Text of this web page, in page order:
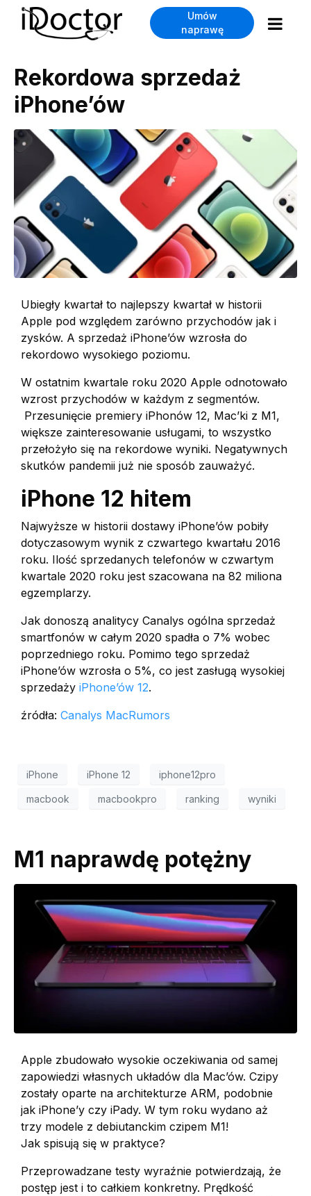
Umów
naprawę
Rekordowa sprzedaż
iPhone’ów
Ubiegły kwartał to najlepszy kwartał w historii
Apple pod względem zarówno przychodów jak i
zysków. A sprzedaż iPhone’ów wzrosła do
rekordowo wysokiego poziomu.
W ostatnim kwartale roku 2020 Apple odnotowało
wzrost przychodów w każdym z segmentów.
Przesunięcie premiery iPhonów 12, Mac’ki z M1,
większe zainteresowanie usługami, to wszystko
przełożyło się na rekordowe wyniki. Negatywnych
skutków pandemii już nie sposób zauważyć.
iPhone 12 hitem
Najwyższe w historii dostawy iPhone’ów pobiły
dotyczasowym wynik z czwartego kwartału 2016
roku. Ilość sprzedanych telefonów w czwartym
kwartale 2020 roku jest szacowana na 82 miliona
egzemplarzy.
Jak donoszą analitycy Canalys ogólna sprzedaż
smartfonów w całym 2020 spadła o 7% wobec
poprzedniego roku. Pomimo tego sprzedaż
iPhone’ów wzrosła o 5%, co jest zasługą wysokiej
sprzedaży iPhone’ów 12.
źródła: Canalys MacRumors
iPhone iPhone 12 iphone12pro
macbook macbookpro ranking wyniki
M1 naprawdę potężny
Apple zbudowało wysokie oczekiwania od samej
zapowiedzi własnych układów dla Mac’ów. Czipy
zostały oparte na architekturze ARM, podobnie
jak iPhone’y czy iPady. W tym roku wydano aż
trzy modele z debiutanckim czipem M1!
Jak spisują się w praktyce?
Przeprowadzane testy wyraźnie potwierdzają, że
postęp jest i to całkiem konkretny. Prędkość